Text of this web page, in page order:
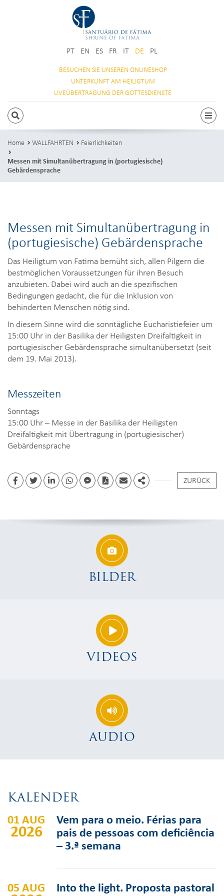
PT EN ES FR IT DE PL
BESUCHEN SIE UNSEREN ONLINESHOP
UNTERKUNFTAM HEILIGTUM
LIVEÜBERTRAGUNG DER GOTTESDIENSTE
SUCHEN
Home WALLFAHRTEN
Feierlichkeiten
Messen mit Simultanübertragung in (portugiesische)
Gebärdensprache
Messen mit Simultanübertragung in
(portugiesische) Gebärdensprache
Das Heiligtum von Fatima bemüht sich, allen Pilgern die
bestmöglichen Voraussetzungen für ihren Besuch
anzubieten. Dabei wird auch an die spezifischen
Bedingungen gedacht, die für die Inklusion von
behinderten Menschen nötig sind.
In diesem Sinne wird die sonntägliche Eucharistiefeier um
15:00 Uhr in der Basilika der Heiligsten Dreifaltigkeit in
portugiesischer Gebärdensprache simultanübersetzt (seit
dem 19. Mai 2013).
Messzeiten
Sonntags
15:00 Uhr – Messe in der Basilika der Heiligsten
Dreifaltigkeit mit Übertragung in (portugiesischer)
Gebärdensprache
FacebookTwitterLinkedinwhatsappfacebook messenger
PDF EmailShare
ZURÜCK
BILDER
VIDEOS
AUDIO
KALENDER
01 AUG
2026
Vem para o meio. Férias para
pais de pessoas com deficiência
– 3.ª semana
05 AUG
Into the light. Proposta pastoral